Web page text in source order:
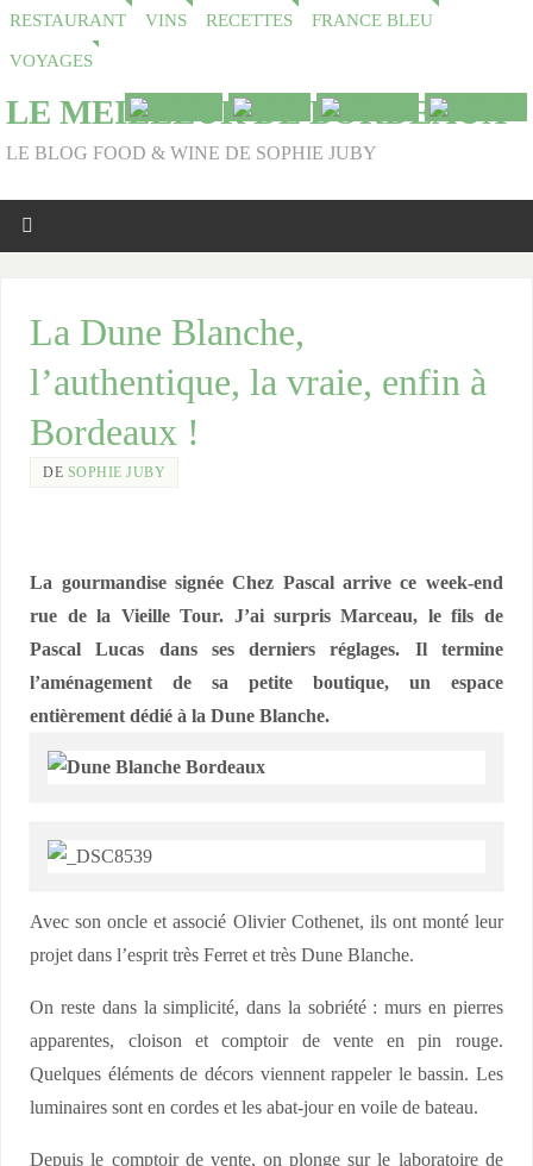
RESTAURANT VINS RECETTES FRANCE BLEU
VOYAGES
LE MEILLEUR DE BORDEAUX
LE BLOG FOOD & WINE DE SOPHIE JUBY
La Dune Blanche,
l’authentique, la vraie, enfin à
Bordeaux !
DE SOPHIE JUBY
La gourmandise signée Chez Pascal arrive ce week-end
rue de la Vieille Tour. J’ai surpris Marceau, le fils de
Pascal Lucas dans ses derniers réglages. Il termine
l’aménagement de sa petite boutique, un espace
entièrement dédié à la Dune Blanche.
Avec son oncle et associé Olivier Cothenet, ils ont monté leur
projet dans l’esprit très Ferret et très Dune Blanche.
On reste dans la simplicité, dans la sobriété : murs en pierres
apparentes, cloison et comptoir de vente en pin rouge.
Quelques éléments de décors viennent rappeler le bassin. Les
luminaires sont en cordes et les abat-jour en voile de bateau.
Depuis le comptoir de vente, on plonge sur le laboratoire de